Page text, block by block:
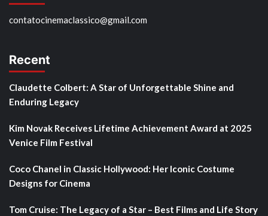
contatocinemaclassico@gmail.com
Recent
Claudette Colbert: A Star of Unforgettable Shine and
Enduring Legacy
Kim Novak Receives Lifetime Achievement Award at 2025
Venice Film Festival
Coco Chanel in Classic Hollywood: Her Iconic Costume
Designs for Cinema
Tom Cruise: The Legacy of a Star – Best Films and Life Story